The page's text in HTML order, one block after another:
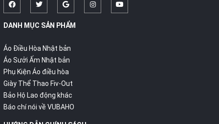
DANH MỤC SẢN PHẨM
Áo Điều Hòa Nhật bản
Áo Sưởi Ấm Nhật bản
Phụ Kiện Áo điều hòa
Giày Thể Thao Fiv-Out
Bảo Hộ Lao động khác
Báo chí nói về VUBAHO